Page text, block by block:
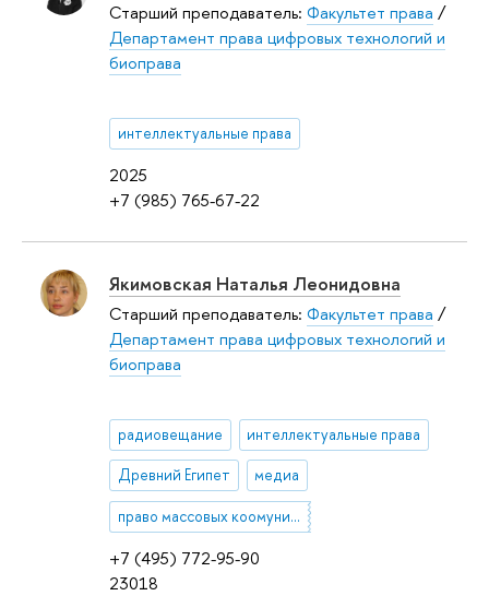
2025
+7 (985) 765-67-22
Старший преподаватель: Факультет права /
Департамент права цифровых технологий и
биоправа
интеллектуальные права
+7 (495) 772-95-90
23018
Якимовская Наталья Леонидовна
Старший преподаватель: Факультет права /
Департамент права цифровых технологий и
биоправа
радиовещание интеллектуальные права
Древний Египет медиа
право массовых коомуникаций